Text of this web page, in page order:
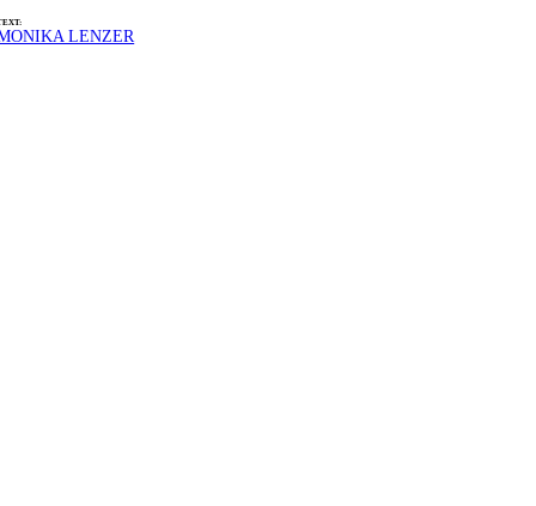
LENZER